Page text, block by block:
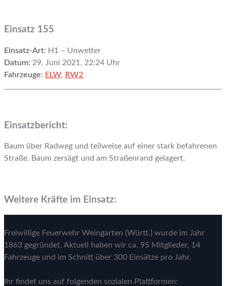
Einsatz 155
Einsatz-Art: H1 – Unwetter
Datum: 29. Juni 2021, 22:24 Uhr
Fahrzeuge: ELW, RW2
Einsatzbericht:
Baum über Radweg und teilweise auf einer stark befahrenen
Straße. Baum zersägt und am Straßenrand gelagert.
Weitere Kräfte im Einsatz:
Freiwillige Feuerwehr Weingarten (Württ.) wurde im Jahr
1863 gegründet. Aktuell haben wir ca. 95 Mitglieder, 14
Fahrzeuge und im Schnitt über 300 Einsätze pro Jahr.
Ihr findet uns auf folgenden sozialen Plattformen: